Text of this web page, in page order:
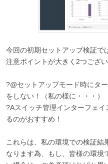
今回の初期セットアップ検証で
注意ポイントが大きく2つござい
?@セットアップモード時にタ
をしない！（私の様に・・・）
?Aスイッチ管理インターフェ
るのがおすすめ！
これらは、私の環境での検証結
なります為、もし、皆様の環境